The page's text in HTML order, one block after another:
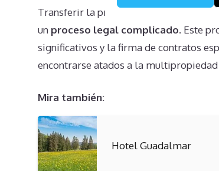
Transferir la propiedad de una
un proceso legal complicado. Este
significativos y la firma de contratos
encontrarse atados a la
Mira también:
Hotel Guadalmar